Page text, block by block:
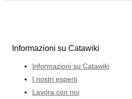
Informazioni su Catawiki
Informazioni su Catawiki
I nostri esperti
Lavora con noi